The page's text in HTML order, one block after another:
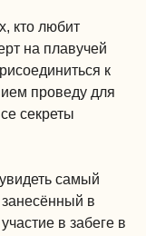
кто любит
на плавучей
к
проведу для
секреты
самый
в
в забеге в